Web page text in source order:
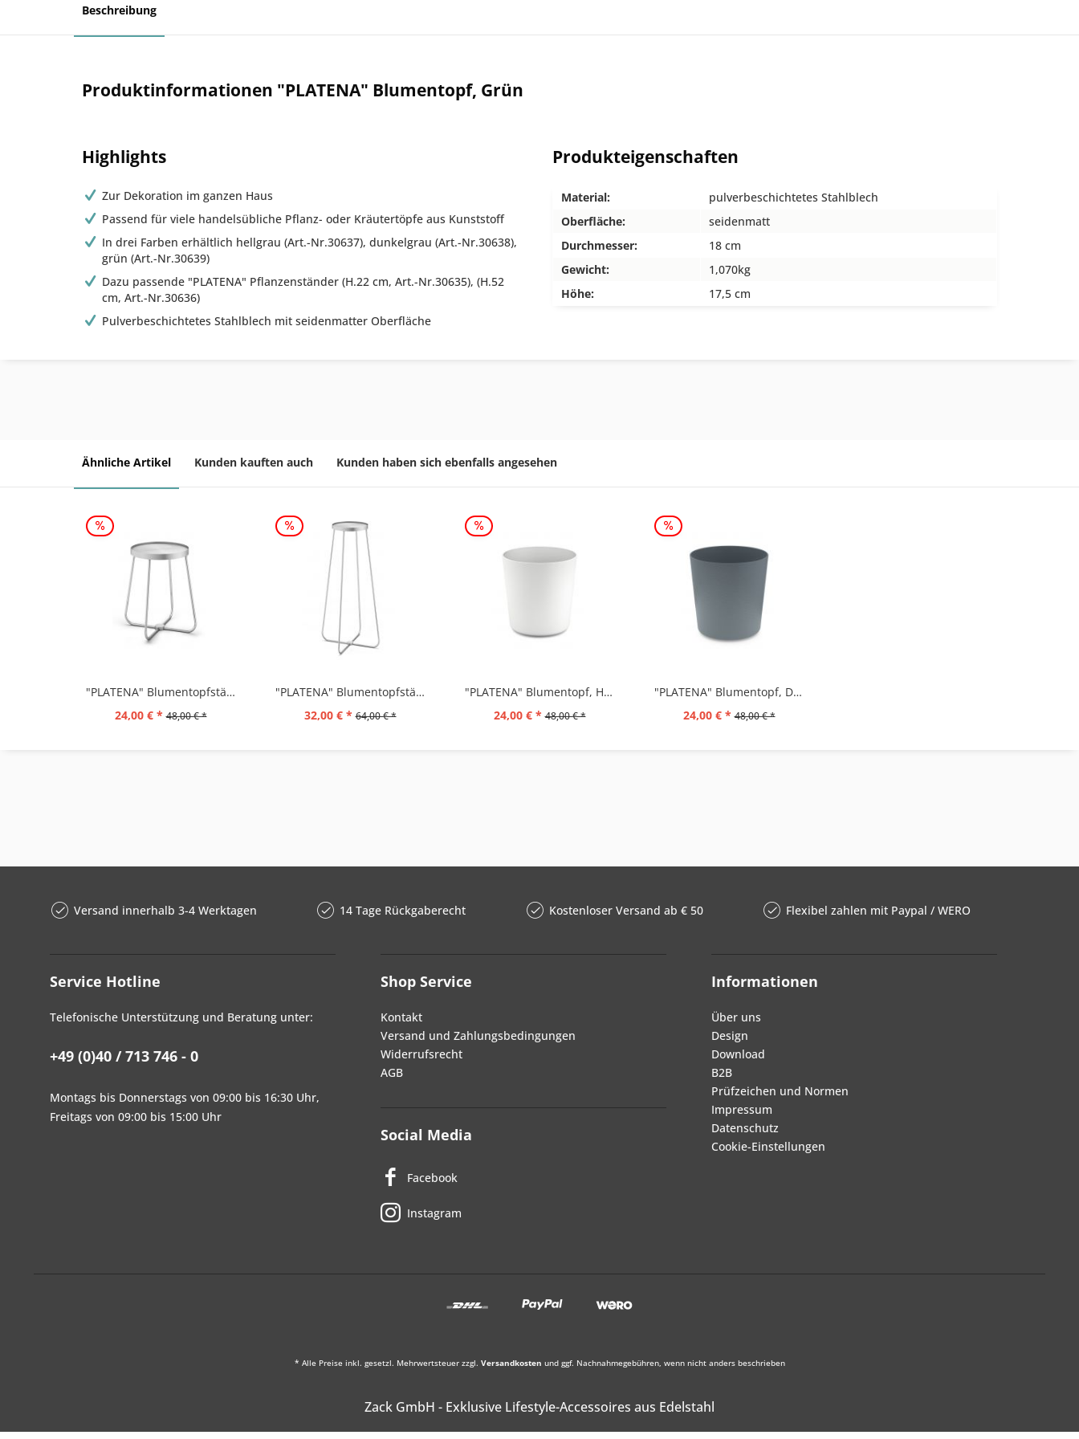
Beschreibung
Produktinformationen "PLATENA" Blumentopf, Grün
Highlights
Zur Dekoration im ganzen Haus
Passend für viele handelsübliche Pflanz- oder Kräutertöpfe aus Kunststoff
In drei Farben erhältlich hellgrau (Art.-Nr.30637), dunkelgrau (Art.-Nr.30638),
grün (Art.-Nr.30639)
Dazu passende "PLATENA" Pflanzenständer (H.22 cm, Art.-Nr.30635), (H.52
cm, Art.-Nr.30636)
Pulverbeschichtetes Stahlblech mit seidenmatter Oberfläche
Produkteigenschaften
Material:
pulverbeschichtetes Stahlblech
Oberfläche:
seidenmatt
Durchmesser:
18 cm
Gewicht:
1,070kg
Höhe:
17,5 cm
Ähnliche Artikel Kunden kauften auch Kunden haben sich ebenfalls angesehen
"PLATENA" Blumentopfständer, klein
24,00 € * 48,00 € *
"PLATENA" Blumentopfständer, groß
32,00 € * 64,00 € *
"PLATENA" Blumentopf, Hellgrau
24,00 € * 48,00 € *
"PLATENA" Blumentopf, Dunkelgrau
24,00 € * 48,00 € *
Versand innerhalb 3-4 Werktagen 14 Tage Rückgaberecht Kostenloser Versand ab € 50 Flexibel zahlen mit Paypal / WERO
Service Hotline
Telefonische Unterstützung und Beratung unter:
+49 (0)40 / 713 746 - 0
Montags bis Donnerstags von 09:00 bis 16:30 Uhr,
Freitags von 09:00 bis 15:00 Uhr
Shop Service
Kontakt
Versand und Zahlungsbedingungen
Widerrufsrecht
AGB
Social Media
Facebook
Instagram
Informationen
Über uns
Design
Download
B2B
Prüfzeichen und Normen
Impressum
Datenschutz
Cookie-Einstellungen
* Alle Preise inkl. gesetzl. Mehrwertsteuer zzgl. Versandkosten und ggf. Nachnahmegebühren, wenn nicht anders beschrieben
Zack GmbH - Exklusive Lifestyle-Accessoires aus Edelstahl